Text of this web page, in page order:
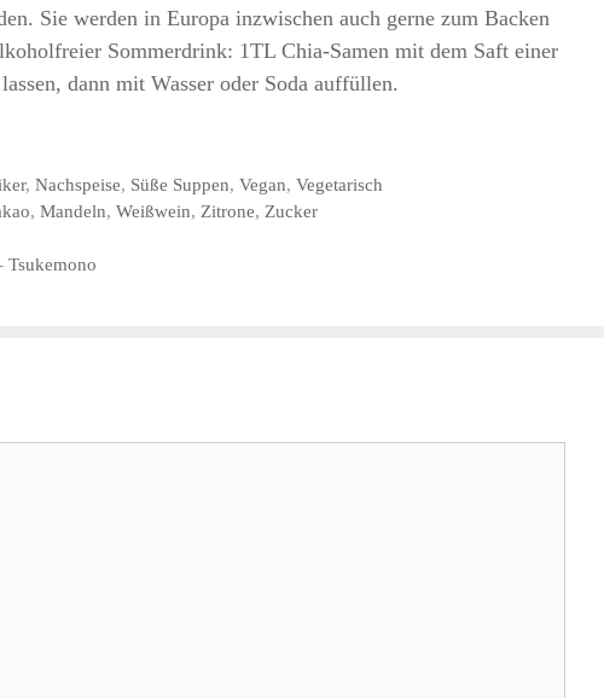
Sie werden in Europa inzwischen auch gerne zum Backen
Sommerdrink: 1TL Chia-Samen mit dem Saft einer
dann mit Wasser oder Soda auffüllen.
,Nachspeise, Süße Suppen,Vegan,Vegetarisch
,Mandeln,Weißwein, Zitrone, Zucker
Tsukemono